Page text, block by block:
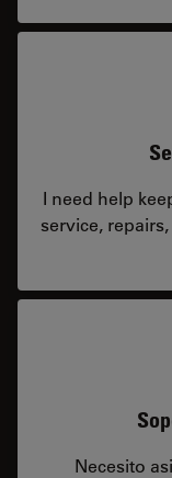
I need help
service,
Necesito